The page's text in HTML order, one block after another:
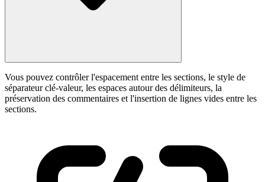
Vous pouvez contrôler l'espacement entre les sections, le style de
séparateur clé-valeur, les espaces autour des délimiteurs, la
préservation des commentaires et l'insertion de lignes vides entre les
sections.